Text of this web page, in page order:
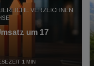
VERZEICHNEN
um 17
1 MIN